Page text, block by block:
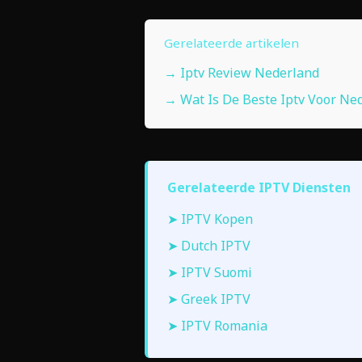
Gerelateerde artikelen
→ Iptv Review Nederland
→ Wat Is De Beste Iptv Voor
Gerelateerde IPTV Diensten
➤ IPTV Kopen
➤ Dutch IPTV
➤ IPTV Suomi
➤ Greek IPTV
➤ IPTV Romania